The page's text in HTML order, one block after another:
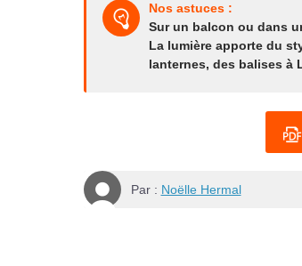
Nos astuces :
Sur un balcon ou dans
La lumière apporte du
lanternes, des balises à
Par : Noëlle Hermal